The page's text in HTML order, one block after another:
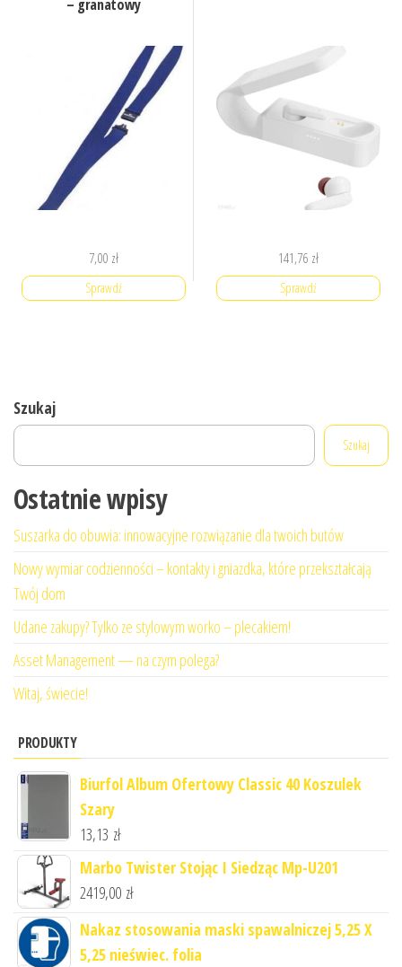
– granatowy
7,00 zł
Sprawdź
141,76 zł
Sprawdź
Szukaj
Szukaj
Ostatnie wpisy
Suszarka do obuwia: innowacyjne rozwiązanie dla twoich butów
Nowy wymiar codzienności – kontakty i gniazdka, które przekształcają
Twój dom
Udane zakupy? Tylko ze stylowym worko – plecakiem!
Asset Management — na czym polega?
Witaj, świecie!
PRODUKTY
Biurfol Album Ofertowy Classic 40 Koszulek
Szary
13,13 zł
Marbo Twister Stojąc I Siedząc Mp-U201
2419,00 zł
Nakaz stosowania maski spawalniczej 5,25 X
5,25 nieświec. folia